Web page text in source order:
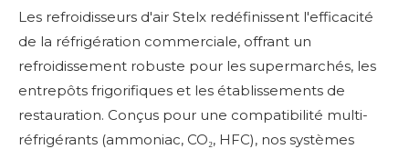
Les refroidisseurs d'air Stelx redéfinissent l'efficacité
de la réfrigération commerciale, offrant un
refroidissement robuste pour les supermarchés, les
entrepôts frigorifiques et les établissements de
restauration. Conçus pour une compatibilité multi-
réfrigérants (ammoniac, CO₂, HFC), nos systèmes